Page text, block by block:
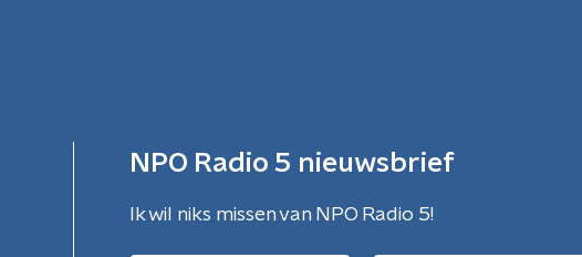
NPO Radio 5 nieuwsbrief
Ik wil niks missen van NPO Radio 5!